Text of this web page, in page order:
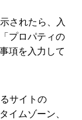
されたら、入
プロパティの
項を入力して
サイトの
イムゾーン、